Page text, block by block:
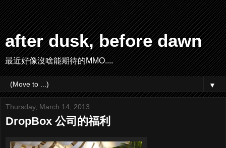
after dusk, before dawn
最近好像沒啥能期待的MMO....
▼
Thursday, March 14, 2013
DropBox 公司的福利